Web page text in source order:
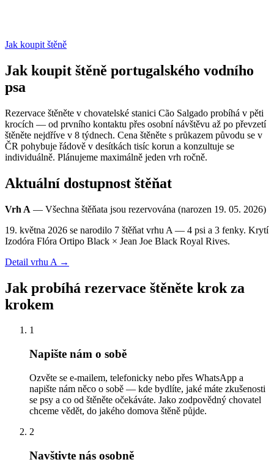
Jak koupit štěně
Jak koupit štěně portugalského vodního
psa
Rezervace štěněte v chovatelské stanici Cão Salgado probíhá v pěti
krocích — od prvního kontaktu přes osobní návštěvu až po převzetí
štěněte nejdříve v 8 týdnech. Cena štěněte s průkazem původu se v
ČR pohybuje řádově v desítkách tisíc korun a konzultuje se
individuálně. Plánujeme maximálně jeden vrh ročně.
Aktuální dostupnost štěňat
Vrh A — Všechna štěňata jsou rezervována (narozen 19. 05. 2026)
19. května 2026 se narodilo 7 štěňat vrhu A — 4 psi a 3 fenky. Krytí
Izodóra Flóra Ortipo Black × Jean Joe Black Royal Rives.
Detail vrhu A →
Jak probíhá rezervace štěněte krok za
krokem
1
Napište nám o sobě
Ozvěte se e-mailem, telefonicky nebo přes WhatsApp a
napište nám něco o sobě — kde bydlíte, jaké máte zkušenosti
se psy a co od štěněte očekáváte. Jako zodpovědný chovatel
chceme vědět, do jakého domova štěně půjde.
2
Navštivte nás osobně